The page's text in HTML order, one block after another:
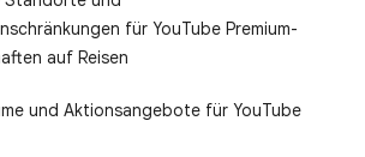
für YouTube Premium-
auf Reisen
und Aktionsangebote für YouTube